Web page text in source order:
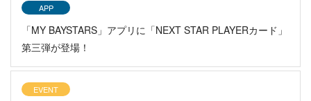
APP
「MY BAYSTARS」アプリに「NEXT STAR PLAYERカード」
第三弾が登場！
EVENT